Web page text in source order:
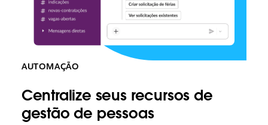
AUTOMAÇÃO
Centralize seus recursos de
gestão de pessoas